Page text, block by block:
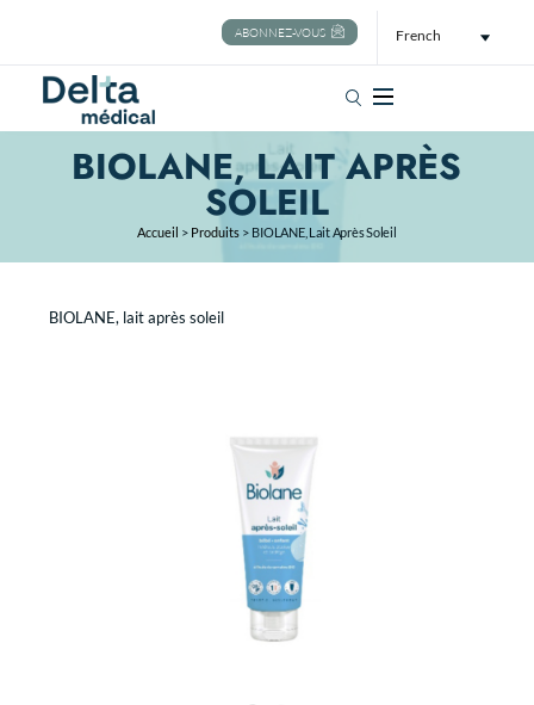
ABONNEZ-VOUS French
Rechercher
BIOLANE, LAIT APRÈS
SOLEIL
Accueil > Produits > BIOLANE, Lait Après Soleil
BIOLANE, lait après soleil